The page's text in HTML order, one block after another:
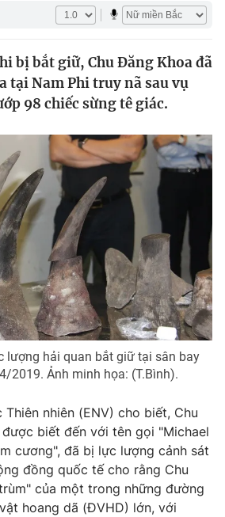
lai
bị bắt giữ, Chu Đăng Khoa đã
tại Nam Phi truy nã sau vụ
98 chiếc sừng tê giác.
lượng hải quan bắt giữ tại sân bay
2019. Ảnh minh họa: (T.Bình).
nhiên (ENV) cho biết, Chu
biết đến với tên gọi "Michael
cương", đã bị lực lượng cảnh sát
đồng quốc tế cho rằng Chu
của một trong những đường
hoang dã (ĐVHD) lớn, với